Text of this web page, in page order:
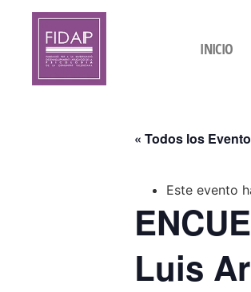
INICIO
« Todos los
Este evento
Luis